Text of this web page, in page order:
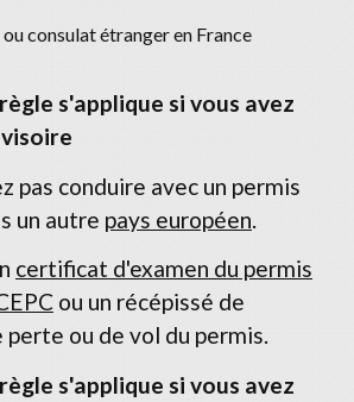
consulat étranger en France
s'applique si vous avez
pas conduire avec un permis
un autre pays européen.
certificat d'examen du permis
ou un récépissé de
ou de vol du permis.
s'applique si vous avez